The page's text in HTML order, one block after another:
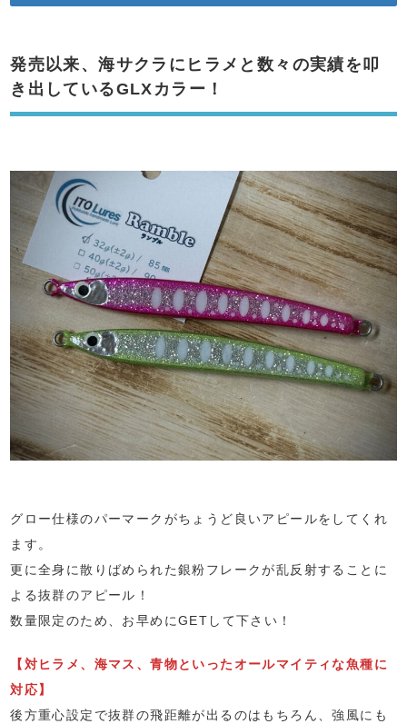
発売以来、海サクラにヒラメと数々の実績を叩
き出しているGLXカラー！
グロー仕様のパーマークがちょうど良いアピールをしてくれ
ます。
更に全身に散りばめられた銀粉フレークが乱反射することに
よる抜群のアピール！
数量限定のため、お早めにGETして下さい！
【対ヒラメ、海マス、青物といったオールマイティな魚種に
対応】
後方重心設定で抜群の飛距離が出るのはもちろん、強風にも